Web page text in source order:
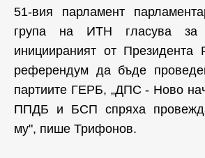
51-вия парламент
група на ИТН гласува за
инициираният от Президента
референдум да бъде
партиите ГЕРБ, „ДПС - Ново
ППДБ и БСП спряха
му", пише Трифонов.